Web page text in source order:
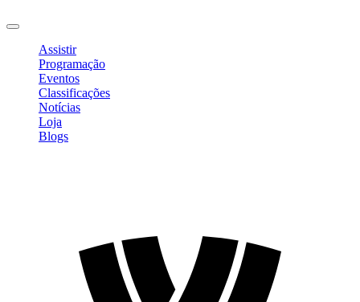
Assistir
Programação
Eventos
Classificações
Notícias
Loja
Blogs